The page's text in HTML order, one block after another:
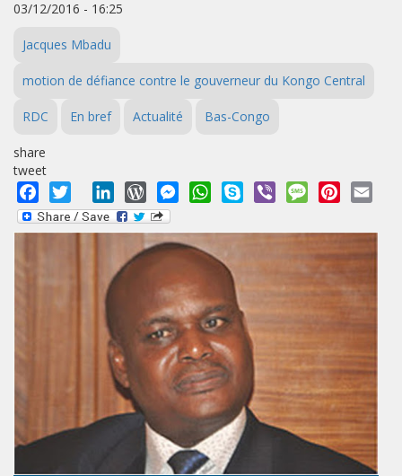
03/12/2016 - 16:25
Jacques Mbadu
motion de défiance contre le gouverneur du Kongo Central
RDC En bref Actualité Bas-Congo
share
tweet
Facebook
Twitter LinkedInWordPressMessengerWhatsApp
Skype Viber MessagePinterest